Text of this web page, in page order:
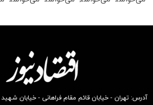
بخر !
بخر !
آدرس: تهران - خیابان قائم مقام فراهانی - خیابان